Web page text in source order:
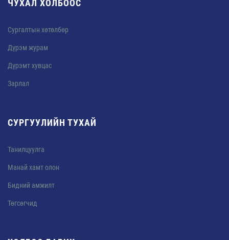
ЧУХАЛ ХОЛБООС
Сургалтын хөтөлбөр
Дүрэм журам
Дүрэмт хувцас
Зарлал
СУРГУУЛИЙН ТУХАЙ
Танилцуулга
Манай хамт олон
Бидний амжилт
Төгсөгчид